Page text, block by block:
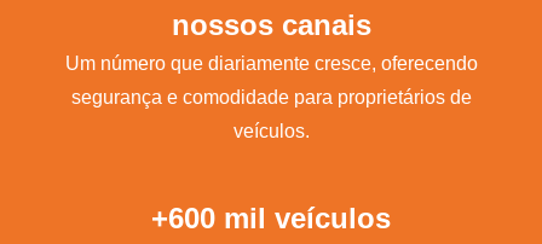
nossos canais
Um número que diariamente cresce, oferecendo
segurança e comodidade para proprietários de
veículos.
+600 mil veículos